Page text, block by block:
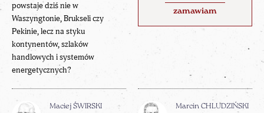
zamawiam
powstaje dziś nie w
Waszyngtonie, Brukseli czy
Pekinie, lecz na styku
kontynentów, szlaków
handlowych i systemów
energetycznych?
Maciej ŚWIRSKI Marcin CHLUDZIŃSKI